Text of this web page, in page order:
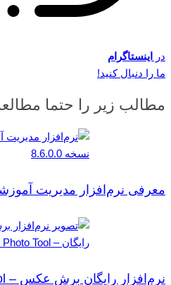
در
اینستاگرام
ما را دنبال کنید!
مطالب زیر را حتما
معرفی نرم‌افزار مدیریت آموزشگاه